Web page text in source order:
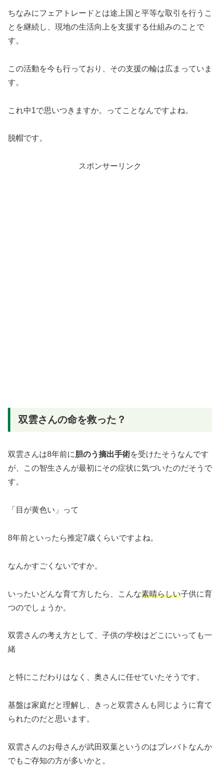
ちなみにフェアトレードとは途上国と平等な取引を行うこ
とを継続し、現地の生活向上を支援する仕組みのことで
す。
この活動を今も行っており、その支援の輪は広まっていま
す。
これ中1で思いつきますか。ってことなんですよね。
脱帽です。
スポンサーリンク
双雲さんの命を救った？
双雲さんは8年前に胆のう摘出手術を受けたそうなんです
が、この智生さんが最初にその症状に気づいたのだそうで
す。
「目が黄色い」って
8年前といったら推定7歳くらいですよね。
なんかすごくないですか。
いったいどんな育て方したら、こんな素晴らしい子供に育
つのでしょうか。
双雲さんの考え方として、子供の学校はどこにいっても一
緒
と特にこだわりはなく、奥さんに任せていたそうです。
基盤は家庭だと理解し、きっと双雲さんも同じように育て
られたのだと思います。
双雲さんのお母さんが武田双葉というのはプレバトなんか
でもご存知の方が多いかと。